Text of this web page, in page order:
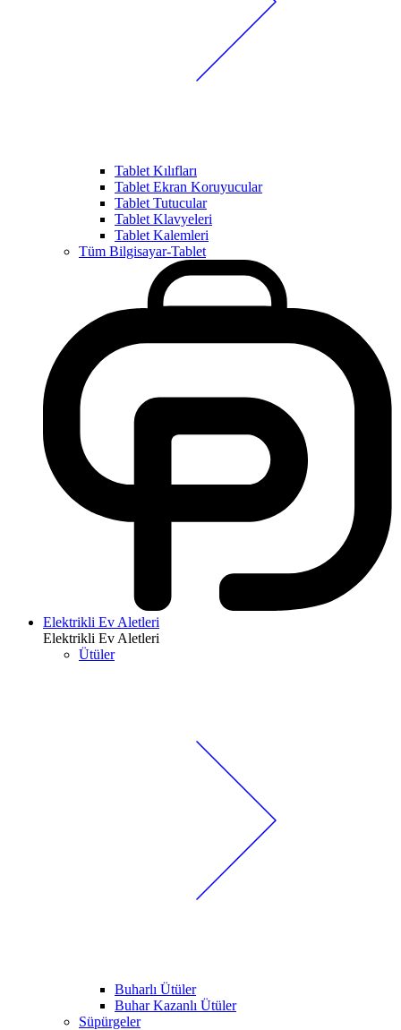
Tablet Kılıfları
Tablet Ekran Koruyucular
Tablet Tutucular
Tablet Klavyeleri
Tablet Kalemleri
Tüm Bilgisayar-Tablet
Elektrikli Ev Aletleri
Elektrikli Ev Aletleri
Ütüler
Buharlı Ütüler
Buhar Kazanlı Ütüler
Süpürgeler